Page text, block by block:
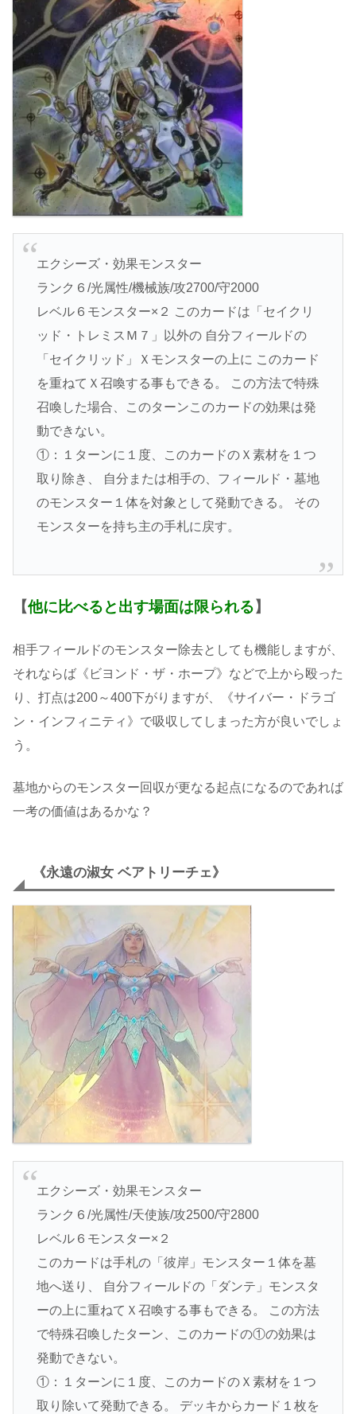
エクシーズ・効果モンスター
ランク６/光属性/機械族/攻2700/守2000
レベル６モンスター×２ このカードは「セイクリ
ッド・トレミスＭ７」以外の 自分フィールドの
「セイクリッド」Ｘモンスターの上に このカード
を重ねてＸ召喚する事もできる。 この方法で特殊
召喚した場合、このターンこのカードの効果は発
動できない。
①：１ターンに１度、このカードのＸ素材を１つ
取り除き、 自分または相手の、フィールド・墓地
のモンスター１体を対象として発動できる。 その
モンスターを持ち主の手札に戻す。
【他に比べると出す場面は限られる】
相手フィールドのモンスター除去としても機能しますが、
それならば《ビヨンド・ザ・ホープ》などで上から殴った
り、打点は200～400下がりますが、《サイバー・ドラゴ
ン・インフィニティ》で吸収してしまった方が良いでしょ
う。
墓地からのモンスター回収が更なる起点になるのであれば
一考の価値はあるかな？
《永遠の淑女 ベアトリーチェ》
エクシーズ・効果モンスター
ランク６/光属性/天使族/攻2500/守2800
レベル６モンスター×２
このカードは手札の「彼岸」モンスター１体を墓
地へ送り、 自分フィールドの「ダンテ」モンスタ
ーの上に重ねてＸ召喚する事もできる。 この方法
で特殊召喚したターン、このカードの①の効果は
発動できない。
①：１ターンに１度、このカードのＸ素材を１つ
取り除いて発動できる。 デッキからカード１枚を